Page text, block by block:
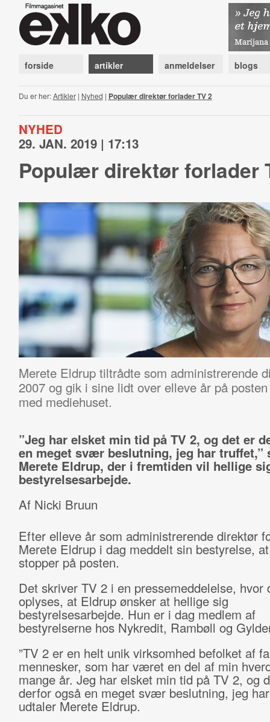
forside artikler anmeldelser blogs
Du er her:Artikler| Nyhed | Populær direktør forlader TV 2
NYHED
29. JAN. 2019 | 17:13
Populær direktør forlader
Merete Eldrup tiltrådte som administrerende
2007 og gik i sine lidt over elleve år på
med mediehuset.
”Jeg har elsket min tid på TV 2, og det er
en meget svær beslutning, jeg har truffet,”
Merete Eldrup, der i fremtiden vil hellige
bestyrelsesarbejde.
Af Nicki Bruun
Efter elleve år som administrerende direktør
Merete Eldrup i dag meddelt sin bestyrelse,
stopper på posten.
Det skriver TV 2 i en pressemeddelelse, hvor
oplyses, at Eldrup ønsker at hellige sig
bestyrelsesarbejde. Hun er i dag medlem af
bestyrelserne hos Nykredit, Rambøll og
”TV 2 er en helt unik virksomhed befolket af
mennesker, som har været en del af min
mange år. Jeg har elsket min tid på TV 2, og
derfor også en meget svær beslutning, jeg
udtaler Merete Eldrup.